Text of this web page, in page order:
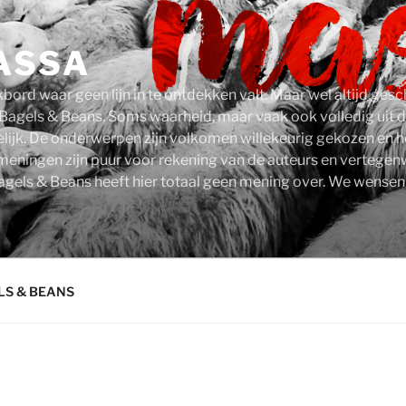
waar geen lijn in te ontdekken valt. Maar wel altijd
& Beans. Soms waarheid, maar vaak ook volledig uit
De onderwerpen zijn volkomen willekeurig gekozen en
zijn puur voor rekening van de auteurs en
& Beans heeft hier totaal geen mening over. We
& BEANS